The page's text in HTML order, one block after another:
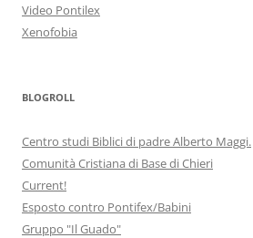
Video Pontilex
Xenofobia
BLOGROLL
Centro studi Biblici di padre Alberto Maggi.
Comunità Cristiana di Base di Chieri
Current!
Esposto contro Pontifex/Babini
Gruppo "Il Guado"